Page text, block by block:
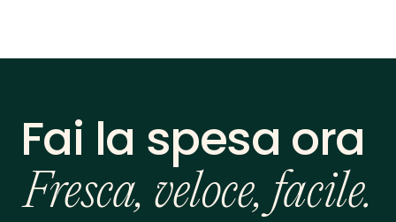
Fai la spesa ora
Fresca, veloce, facile.